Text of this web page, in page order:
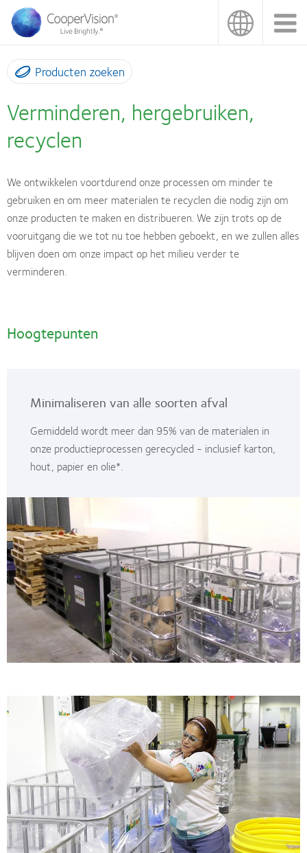
Overslaan
naar
de
inhoud
gaan
Producten zoeken
Verminderen, hergebruiken,
recyclen
We ontwikkelen voortdurend onze processen om minder te
gebruiken en om meer materialen te recyclen die nodig zijn om
onze producten te maken en distribueren. We zijn trots op de
vooruitgang die we tot nu toe hebben geboekt, en we zullen alles
blijven doen om onze impact op het milieu verder te
verminderen.
Hoogtepunten
Minimaliseren van alle soorten afval
Gemiddeld wordt meer dan 95% van de materialen in
onze productieprocessen gerecycled - inclusief karton,
hout, papier en olie*.